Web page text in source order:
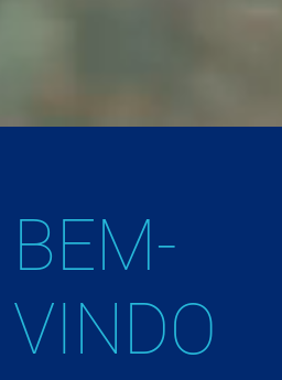
BEM-
VINDO